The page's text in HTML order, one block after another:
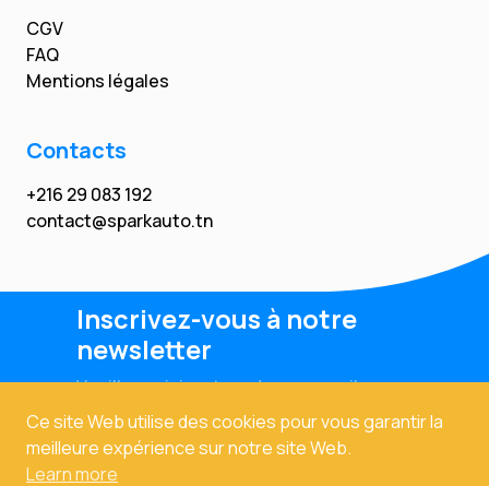
Ce site Web utilise des cookies pour vous garantir la
meilleure expérience sur notre site Web.
Learn more
CGV
FAQ
Mentions légales
Contacts
+216 29 083 192
contact@sparkauto.tn
Inscrivez-vous à notre
newsletter
Veuillez saisir votre adresse email